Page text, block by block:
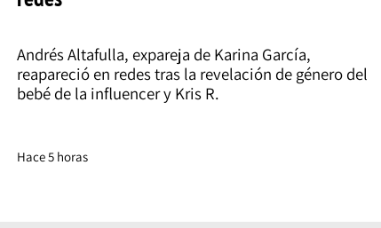
Andrés Altafulla, expareja de Karina García,
reapareció en redes tras la revelación de género del
bebé de la influencer y Kris R.
Hace 5 horas